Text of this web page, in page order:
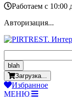
Работаем c
Авторизация...
blah
Загрузка...
Избранное
МЕНЮ